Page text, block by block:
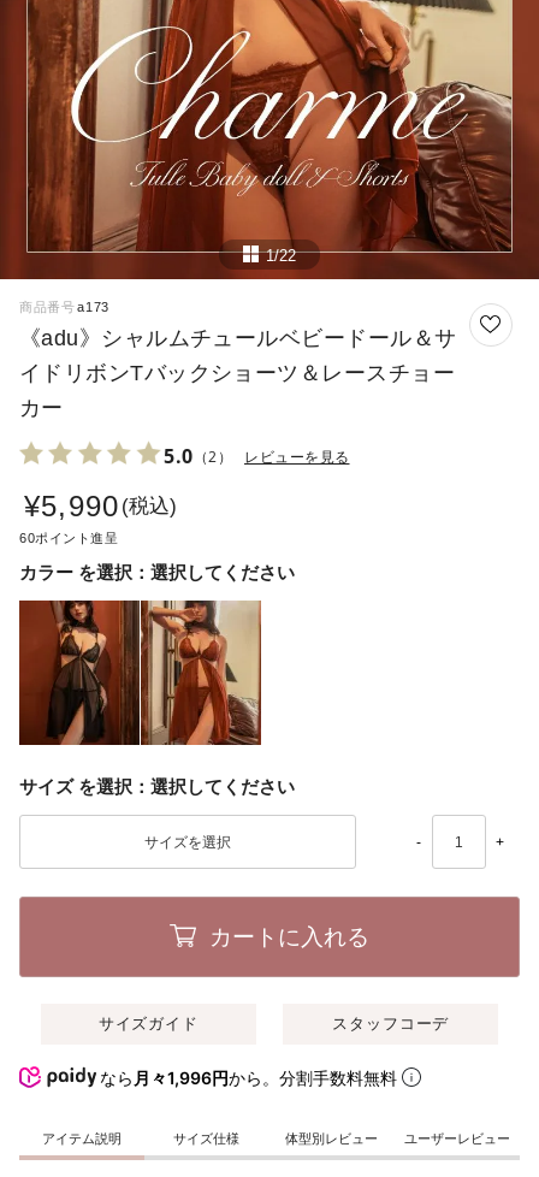
1/22
商品番号 a173
《adu》シャルムチュールベビードール＆サ
イドリボンTバックショーツ＆レースチョー
カー
5.0 （2） レビューを見る
¥5,990 税込
60
カラー 選択してください
サイズ 選択してください
- +
カートに入れる
サイズガイド スタッフコーデ
なら 月々1,996円から。分割手数料無料
アイテム説明 サイズ仕様 体型別レビュー ユーザーレビュー